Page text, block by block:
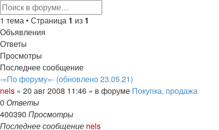
1 тема • Страница 1 из 1
Объявления
Ответы
Просмотры
Последнее сообщение
-=По форуму=- (обновлено 23.05.21)
nels » 20 авг 2008 11:46 » в форуме Покупка, продажа
0 Ответы
400390 Просмотры
Последнее сообщение nels